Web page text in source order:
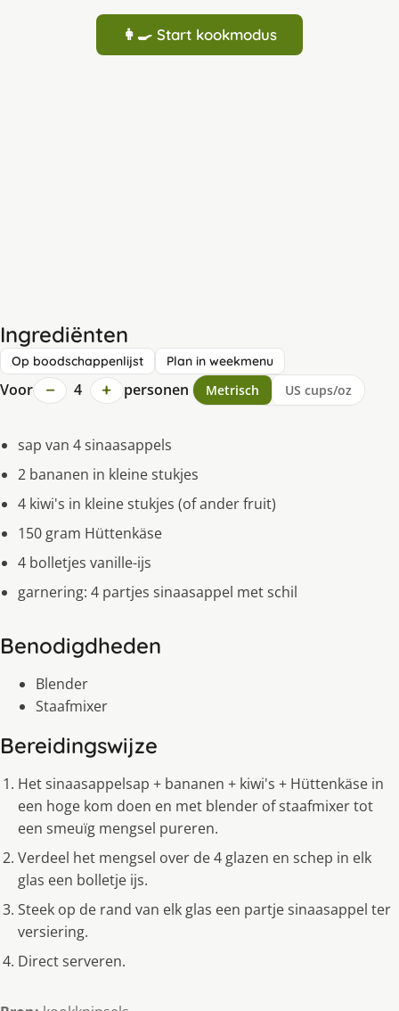
👩‍🍳 Start kookmodus
Ingrediënten
Op boodschappenlijst Plan in weekmenu
Voor − 4 + personen Metrisch US cups/oz
sap van 4 sinaasappels
2 bananen in kleine stukjes
4 kiwi's in kleine stukjes (of ander fruit)
150 gram Hüttenkäse
4 bolletjes vanille-ijs
garnering: 4 partjes sinaasappel met schil
Benodigdheden
Blender
Staafmixer
Bereidingswijze
Het sinaasappelsap + bananen + kiwi's + Hüttenkäse in
een hoge kom doen en met blender of staafmixer tot
een smeuïg mengsel pureren.
Verdeel het mengsel over de 4 glazen en schep in elk
glas een bolletje ijs.
Steek op de rand van elk glas een partje sinaasappel ter
versiering.
Direct serveren.